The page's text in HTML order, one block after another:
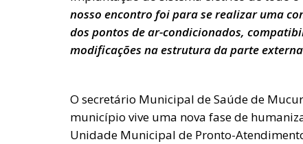
nosso encontro foi para se realizar uma
dos pontos de ar-condicionados,
modificações na estrutura da parte
O secretário Municipal de Saúde de
município vive uma nova fase de
Unidade Municipal de Pronto-